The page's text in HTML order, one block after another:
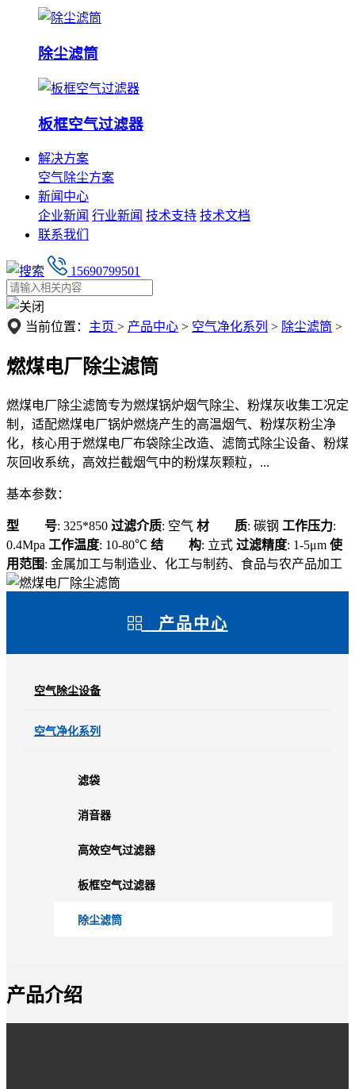
除尘滤筒
板框空气过滤器
解决方案
空气除尘方案
新闻中心
企业新闻 行业新闻 技术支持 技术文档
联系我们
15690799501
当前位置： 主页 > 产品中心 > 空气净化系列 > 除尘滤筒 >
燃煤电厂除尘滤筒
燃煤电厂除尘滤筒专为燃煤锅炉烟气除尘、粉煤灰收集工况定
制，适配燃煤电厂锅炉燃烧产生的高温烟气、粉煤灰粉尘净
化，核心用于燃煤电厂布袋除尘改造、滤筒式除尘设备、粉煤
灰回收系统，高效拦截烟气中的粉煤灰颗粒，...
基本参数：
型 号: 325*850 过滤介质: 空气 材 质: 碳钢 工作压力:
0.4Mpa 工作温度: 10-80℃ 结 构: 立式 过滤精度: 1-5μm 使
用范围: 金属加工与制造业、化工与制药、食品与农产品加工
产品中心
空气除尘设备
空气净化系列
滤袋
消音器
高效空气过滤器
板框空气过滤器
除尘滤筒
产品介绍